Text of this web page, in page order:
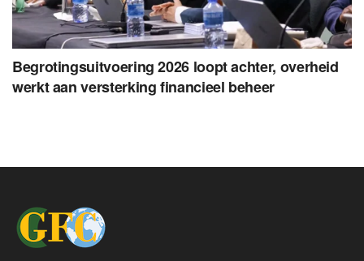
Begrotingsuitvoering 2026 loopt achter, overheid
werkt aan versterking financieel beheer